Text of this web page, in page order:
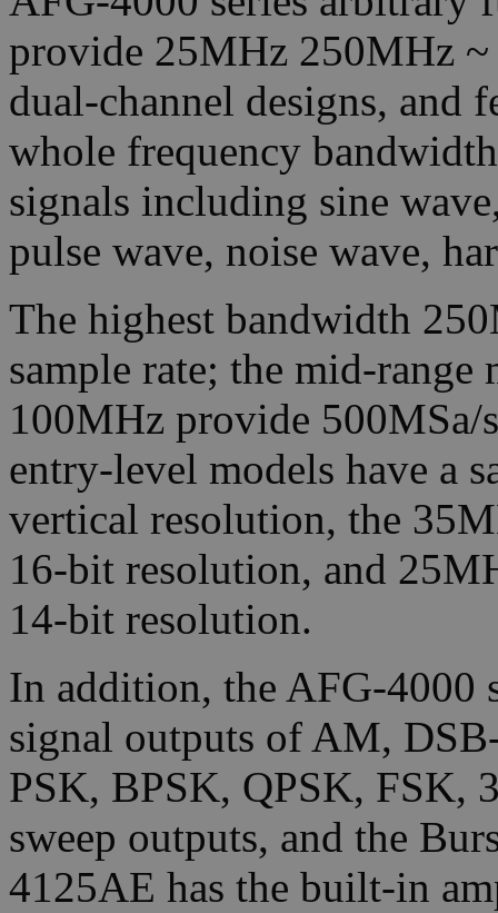
provide 25MHz 250MHz
dual-channel designs, and
whole frequency
signals including sine
pulse wave, noise wave,
The highest bandwidth
sample rate; the mid-
100MHz provide 500MSa/
entry-level models have a
vertical resolution, the
16-bit resolution, and
14-bit resolution.
In addition, the AFG-4000
signal outputs of AM,
PSK, BPSK, QPSK, FSK,
sweep outputs, and the
4125AE has the built-in